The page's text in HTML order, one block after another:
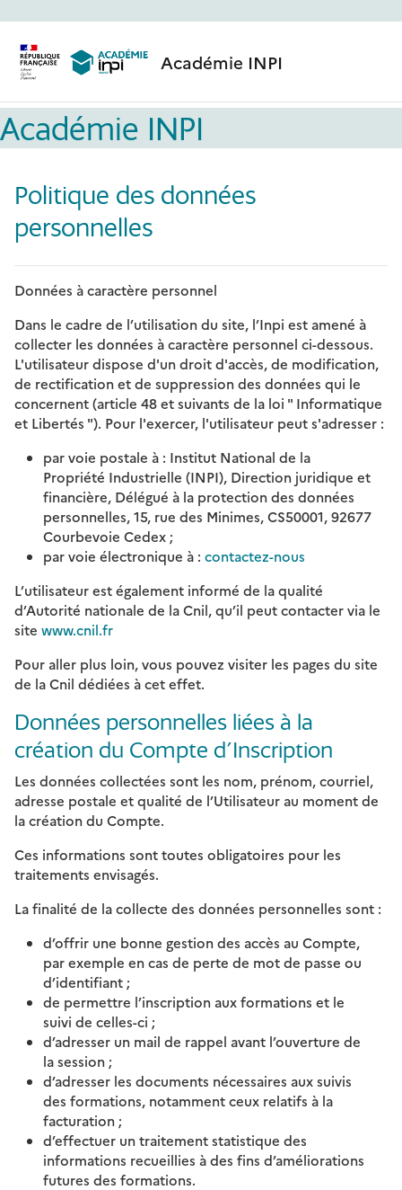
Académie INPI
Académie INPI
Politique des données
personnelles
Données à caractère personnel
Dans le cadre de l’utilisation du site, l’Inpi est amené à
collecter les données à caractère personnel ci-dessous.
L'utilisateur dispose d'un droit d'accès, de modification,
de rectification et de suppression des données qui le
concernent (article 48 et suivants de la loi " Informatique
et Libertés "). Pour l'exercer, l'utilisateur peut s'adresser :
par voie postale à : Institut National de la
Propriété Industrielle (INPI), Direction juridique et
financière, Délégué à la protection des données
personnelles, 15, rue des Minimes, CS50001, 92677
Courbevoie Cedex ;
par voie électronique à : contactez-nous
L’utilisateur est également informé de la qualité
d’Autorité nationale de la Cnil, qu’il peut contacter via le
site www.cnil.fr
Pour aller plus loin, vous pouvez visiter les pages du site
de la Cnil dédiées à cet effet.
Données personnelles liées à la
création du Compte d’Inscription
Les données collectées sont les nom, prénom, courriel,
adresse postale et qualité de l’Utilisateur au moment de
la création du Compte.
Ces informations sont toutes obligatoires pour les
traitements envisagés.
La finalité de la collecte des données personnelles sont :
d’offrir une bonne gestion des accès au Compte,
par exemple en cas de perte de mot de passe ou
d’identifiant ;
de permettre l’inscription aux formations et le
suivi de celles-ci ;
d’adresser un mail de rappel avant l’ouverture de
la session ;
d’adresser les documents nécessaires aux suivis
des formations, notamment ceux relatifs à la
facturation ;
d’effectuer un traitement statistique des
informations recueillies à des fins d’améliorations
futures des formations.